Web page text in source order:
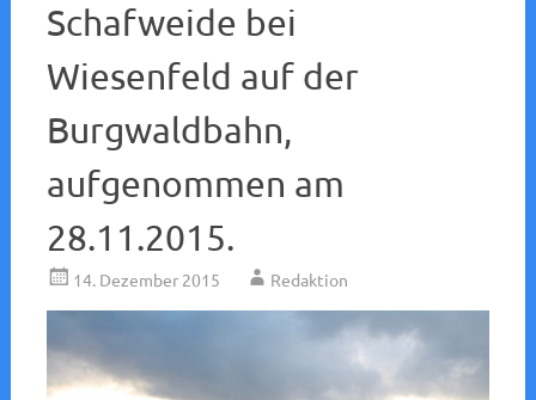
Schafweide bei
Wiesenfeld auf der
Burgwaldbahn,
aufgenommen am
28.11.2015.
14. Dezember 2015 Redaktion